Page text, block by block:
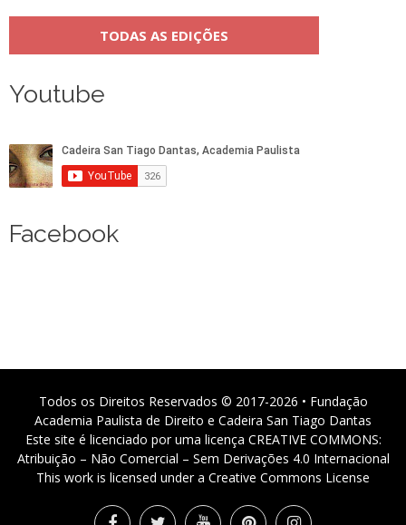
TODAS AS EDIÇÕES
Youtube
Facebook
Todos os Direitos Reservados © 2017-2026 • Fundação
Academia Paulista de Direito e Cadeira San Tiago Dantas
Este site é licenciado por uma licença CREATIVE COMMONS:
Atribuição – Não Comercial – Sem Derivações 4.0 Internacional
This work is licensed under a Creative Commons License